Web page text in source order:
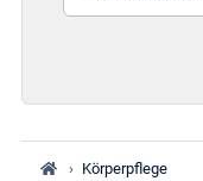
› Körperpflege